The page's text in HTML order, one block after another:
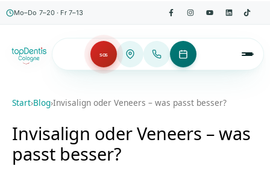
Mo–Do 7–20 · Fr 7–13
SOS
Start›Blog›Invisalign oder Veneers – was passt besser?
Invisalign oder Veneers – was
passt besser?